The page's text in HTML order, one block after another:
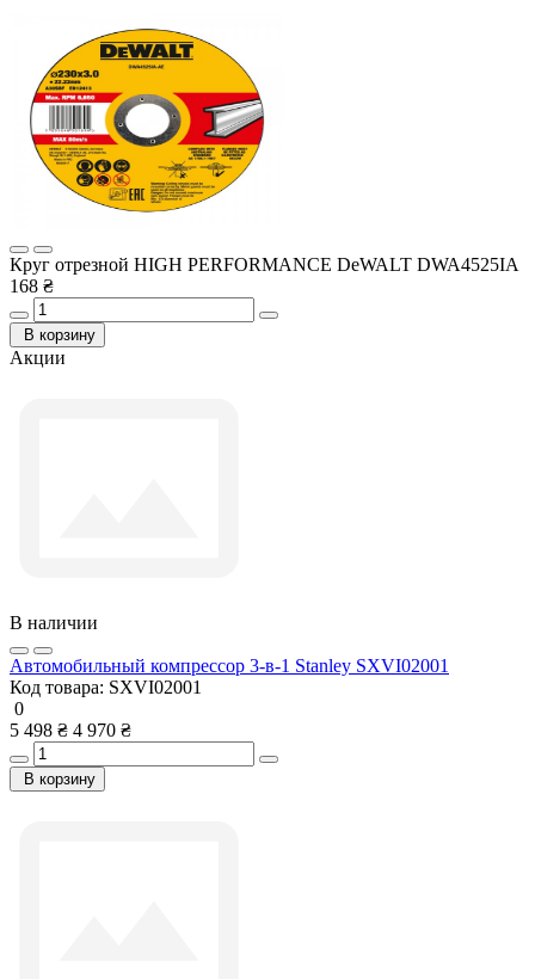
Круг отрезной HIGH PERFORMANCE DeWALT DWA4525IA
168 ₴
В корзину
Акции
В наличии
Автомобильный компрессор 3-в-1 Stanley SXVI02001
Код товара: SXVI02001
0
5 498 ₴ 4 970 ₴
В корзину